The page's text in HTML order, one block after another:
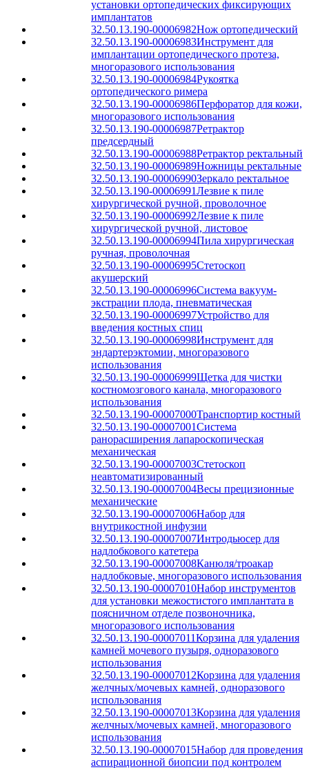
установки ортопедических фиксирующих
имплантатов
32.50.13.190-00006982Нож ортопедический
32.50.13.190-00006983Инструмент для
имплантации ортопедического протеза,
многоразового использования
32.50.13.190-00006984Рукоятка
ортопедического римера
32.50.13.190-00006986Перфоратор для кожи,
многоразового использования
32.50.13.190-00006987Ретрактор
предсердный
32.50.13.190-00006988Ретрактор ректальный
32.50.13.190-00006989Ножницы ректальные
32.50.13.190-00006990Зеркало ректальное
32.50.13.190-00006991Лезвие к пиле
хирургической ручной, проволочное
32.50.13.190-00006992Лезвие к пиле
хирургической ручной, листовое
32.50.13.190-00006994Пила хирургическая
ручная, проволочная
32.50.13.190-00006995Стетоскоп
акушерский
32.50.13.190-00006996Система вакуум-
экстрации плода, пневматическая
32.50.13.190-00006997Устройство для
введения костных спиц
32.50.13.190-00006998Инструмент для
эндартерэктомии, многоразового
использования
32.50.13.190-00006999Щетка для чистки
костномозгового канала, многоразового
использования
32.50.13.190-00007000Транспортир костный
32.50.13.190-00007001Система
ранорасширения лапароскопическая
механическая
32.50.13.190-00007003Стетоскоп
неавтоматизированный
32.50.13.190-00007004Весы прецизионные
механические
32.50.13.190-00007006Набор для
внутрикостной инфузии
32.50.13.190-00007007Интродьюсер для
надлобкового катетера
32.50.13.190-00007008Канюля/троакар
надлобковые, многоразового использования
32.50.13.190-00007010Набор инструментов
для установки межостистого имплантата в
поясничном отделе позвоночника,
многоразового использования
32.50.13.190-00007011Корзина для удаления
камней мочевого пузыря, одноразового
использования
32.50.13.190-00007012Корзина для удаления
желчных/мочевых камней, одноразового
использования
32.50.13.190-00007013Корзина для удаления
желчных/мочевых камней, многоразового
использования
32.50.13.190-00007015Набор для проведения
аспирационной биопсии под контролем